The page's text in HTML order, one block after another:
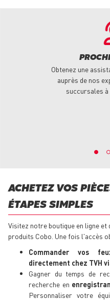
Obtenez une
auprès de nos
succursales
ACHETEZ VOS
ÉTAPES SIMPLES
Visitez notre boutique en ligne
produits Cobo. Une fois l'accès
Commander vos
directement chez TVH
Gagner du temps de
recherche en
Personnaliser votre